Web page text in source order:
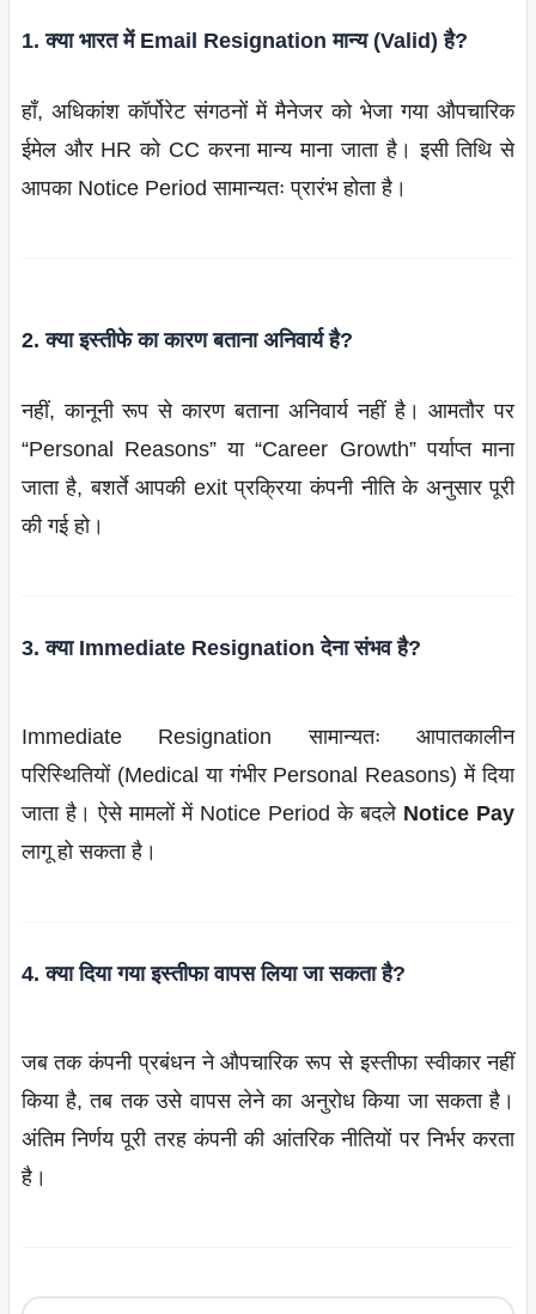
1. क्या भारत में Email Resignation मान्य (Valid) है?
हाँ, अधिकांश कॉर्पोरेट संगठनों में मैनेजर को भेजा गया औपचारिक
ईमेल और HR को CC करना मान्य माना जाता है। इसी तिथि से
आपका Notice Period सामान्यतः प्रारंभ होता है।
2. क्या इस्तीफे का कारण बताना अनिवार्य है?
नहीं, कानूनी रूप से कारण बताना अनिवार्य नहीं है। आमतौर पर
“Personal Reasons” या “Career Growth” पर्याप्त माना
जाता है, बशर्ते आपकी exit प्रक्रिया कंपनी नीति के अनुसार पूरी
की गई हो।
3. क्या Immediate Resignation देना संभव है?
Immediate Resignation सामान्यतः आपातकालीन
परिस्थितियों (Medical या गंभीर Personal Reasons) में दिया
जाता है। ऐसे मामलों में Notice Period के बदले Notice Pay
लागू हो सकता है।
4. क्या दिया गया इस्तीफा वापस लिया जा सकता है?
जब तक कंपनी प्रबंधन ने औपचारिक रूप से इस्तीफा स्वीकार नहीं
किया है, तब तक उसे वापस लेने का अनुरोध किया जा सकता है।
अंतिम निर्णय पूरी तरह कंपनी की आंतरिक नीतियों पर निर्भर करता
है।